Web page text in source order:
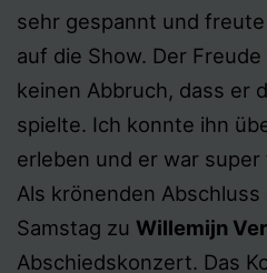
sehr gespannt und
auf die Show. Der
keinen Abbruch, dass er
spielte. Ich konnte ihn
erleben und er war super
Als krönenden Abschluss
Samstag zu Willemijn
Abschiedskonzert. Das